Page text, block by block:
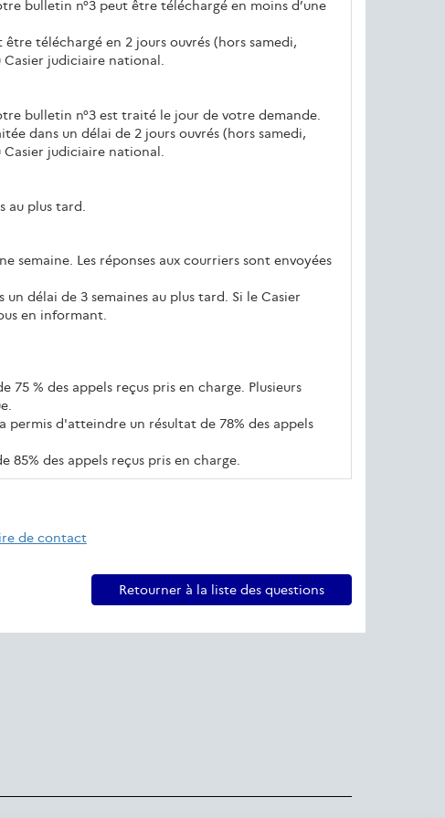
bulletin n°3 peut être téléchargé en moins d’une
téléchargé en 2 jours ouvrés (hors samedi,
judiciaire national.
bulletin n°3 est traité le jour de votre demande.
dans un délai de 2 jours ouvrés (hors samedi,
judiciaire national.
au plus tard.
semaine. Les réponses aux courriers sont envoyées
délai de 3 semaines au plus tard. Si le Casier
en informant.
75 % des appels reçus pris en charge. Plusieurs
permis d'atteindre un résultat de 78% des appels
85% des appels reçus pris en charge.
de contact
Retourner à la liste des questions